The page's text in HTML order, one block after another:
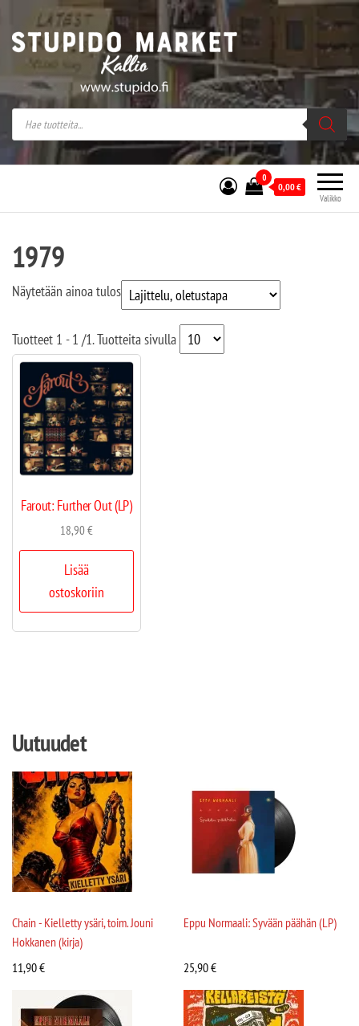
Stupido Market – verkossa ja kivijalassa
Stupido Market on vaihtoehtomusaan
erikoistunut verkko- sekä
kivijalkakauppa Helsingissä Kallion
sydämessä.
Valikko
0
0,00€
1979
Näytetään ainoa tulos
Tuotteet 1 - 1 /1. Tuotteita sivulla
Farout: Further Out (LP)
18,90€
Lisää
ostoskoriin
Uutuudet
Chain - Kielletty ysäri, toim. Jouni
Hokkanen (kirja)
11,90€
Eppu Normaali: Syvään päähän (LP)
25,90€